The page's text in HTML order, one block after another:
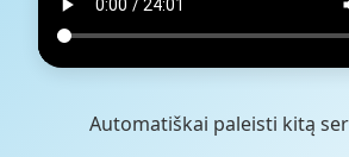
Automatiškai paleisti kitą